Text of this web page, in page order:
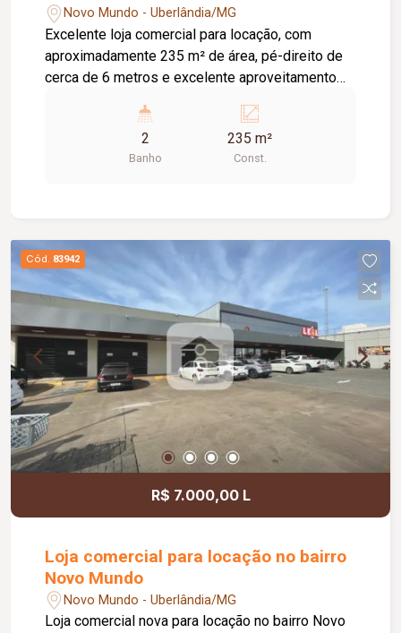
Novo Mundo - Uberlândia/MG
Excelente loja comercial para locação, com
aproximadamente 235 m² de área, pé-direito de
cerca de 6 metros e excelente aproveitamento
usinado, telhado com isolamento acústico e
térmico, 02 banheiros e estacionamento frontal,
oferecendo praticidade, conforto e estrutura ideal
2
Banho
235 m²
Const.
Cód. 83942
R$ 7.000,00 L
Loja comercial para locação no bairro
Novo Mundo
Novo Mundo - Uberlândia/MG
Loja comercial nova para locação no bairro Novo